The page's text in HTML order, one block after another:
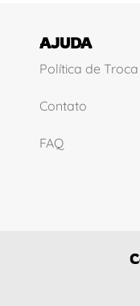
AJUDA
Política de
Contato
FAQ